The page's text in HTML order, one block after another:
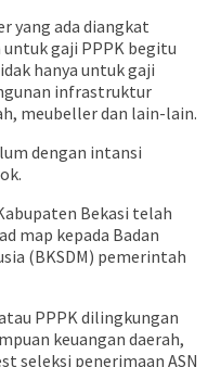
yang ada diangkat
gaji PPPK begitu
hanya untuk gaji
infrastruktur
meubeller dan lain-lain.
dengan intansi
Bekasi telah
map kepada Badan
(BKSDM) pemerintah
PPPK dilingkungan
keuangan daerah,
seleksi penerimaan ASN